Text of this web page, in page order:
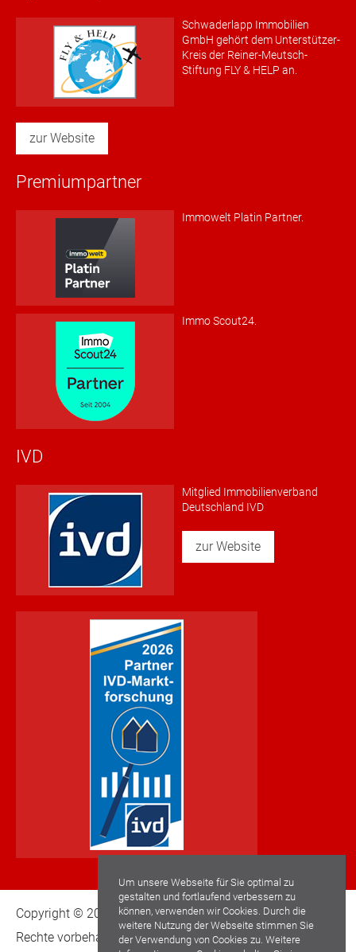
Um unsere Webseite für Sie optimal zu
gestalten und fortlaufend verbessern zu
können, verwenden wir Cookies. Durch die
weitere Nutzung der Webseite stimmen Sie
der Verwendung von Cookies zu. Weitere
Schwaderlapp Immobilien
GmbH gehört dem Unterstützer-
Kreis der Reiner-Meutsch-
Stiftung FLY & HELP an.
zur Website
Premiumpartner
Immowelt Platin Partner.
Immo Scout24.
IVD
Mitglied Immobilienverband
Deutschland IVD
zur Website
Copyright © 2022 Schwaderlapp Immobilien GmbH. Alle
Rechte vorbehalten.